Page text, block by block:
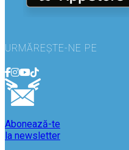
URMĂREȘTE-NE PE
Abonează-te
la newsletter